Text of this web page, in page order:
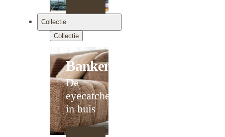
Collectie
Collectie
Banken
De
eyecatcher
in huis